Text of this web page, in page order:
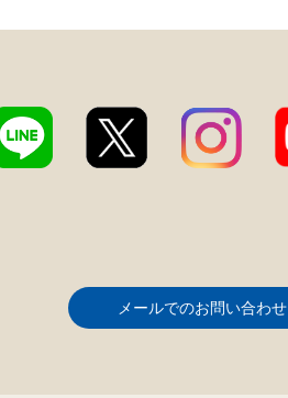
メールでのお問い合わせ